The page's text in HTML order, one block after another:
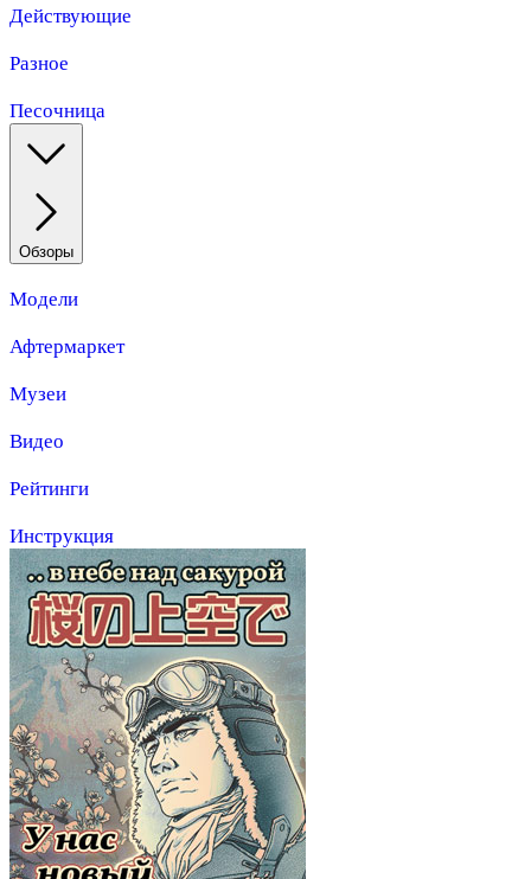
Действующие
Разное
Песочница
Обзоры
Модели
Афтермаркет
Музеи
Видео
Рейтинги
Инструкция